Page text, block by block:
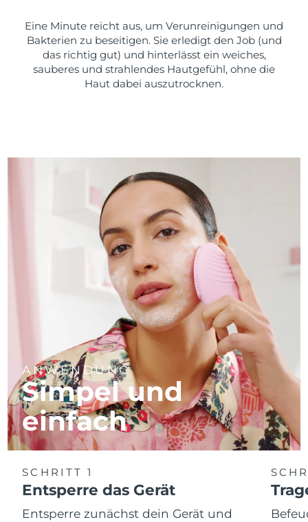
Eine Minute reicht aus, um Verunreinigungen und
Bakterien zu beseitigen. Sie erledigt den Job (und
das richtig gut) und hinterlässt ein weiches,
sauberes und strahlendes Hautgefühl, ohne die
Haut dabei auszutrocknen.
ANWENDUNG
Simpel und
einfach
SCHRITT 1
Entsperre das Gerät
Entsperre zunächst dein Gerät und